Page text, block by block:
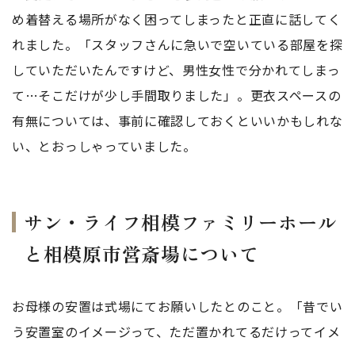
め着替える場所がなく困ってしまったと正直に話してく
れました。「スタッフさんに急いで空いている部屋を探
していただいたんですけど、男性女性で分かれてしまっ
て…そこだけが少し手間取りました」。更衣スペースの
有無については、事前に確認しておくといいかもしれな
い、とおっしゃっていました。
サン・ライフ相模ファミリーホール
と相模原市営斎場について
お母様の安置は式場にてお願いしたとのこと。「昔でい
う安置室のイメージって、ただ置かれてるだけってイメ